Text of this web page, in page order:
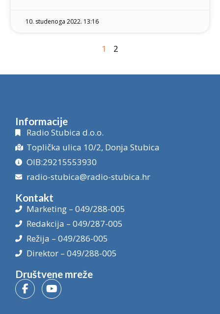
10. studenoga 2022. 13:16
1 2
Informacije
Radio Stubica d.o.o.
Toplička ulica 10/2, Donja Stubica
OIB:29215553930
radio-stubica@radio-stubica.hr
Kontakt
Marketing – 049/288-005
Redakcija – 049/287-005
Režija – 049/286-005
Direktor – 049/288-005
Društvene mreže